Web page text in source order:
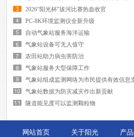
2026“阳光杯”拔河比赛热血收官
PC-8K环境监测仪全新升级
自动气象站服务海洋运输
气象站设备可无人值守
农田站助力病虫害防治
气象站服务大型保障工作
气象站组成监测网络为市民提供有效信息
气象站数据为防灾减灾作出新贡献
隧道能见度可以监测颗粒物
网站首页 关于阳光 产